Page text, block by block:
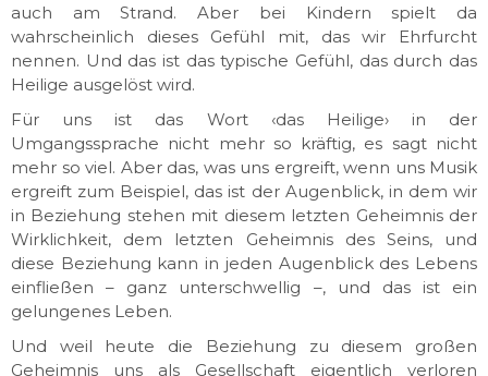
auch am Strand. Aber bei Kindern spielt da
wahrscheinlich dieses Gefühl mit, das wir Ehrfurcht
nennen. Und das ist das typische Gefühl, das durch das
Heilige ausgelöst wird.
Für uns ist das Wort ‹das Heilige› in der
Umgangssprache nicht mehr so kräftig, es sagt nicht
mehr so viel. Aber das, was uns ergreift, wenn uns Musik
ergreift zum Beispiel, das ist der Augenblick, in dem wir
in Beziehung stehen mit diesem letzten Geheimnis der
Wirklichkeit, dem letzten Geheimnis des Seins, und
diese Beziehung kann in jeden Augenblick des Lebens
einfließen – ganz unterschwellig –, und das ist ein
gelungenes Leben.
Und weil heute die Beziehung zu diesem großen
Geheimnis uns als Gesellschaft eigentlich verloren